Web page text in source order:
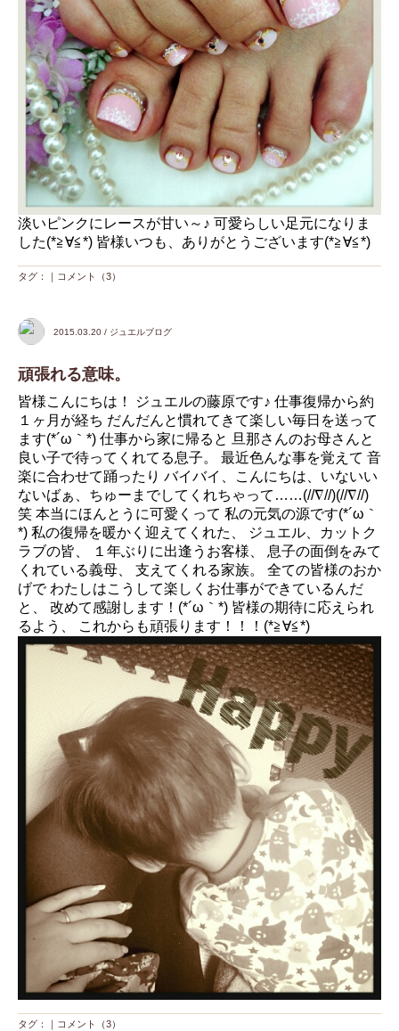
淡いピンクにレースが甘い～♪ 可愛らしい足元になりま
した(*≧∀≦*) 皆様いつも、ありがとうございます(*≧∀≦*)
タグ：｜ コメント（3）
2015.03.20 / ジュエルブログ
頑張れる意味。
皆様こんにちは！ ジュエルの藤原です♪ 仕事復帰から約
１ヶ月が経ち だんだんと慣れてきて楽しい毎日を送って
ます(*´ω｀*) 仕事から家に帰ると 旦那さんのお母さんと
良い子で待ってくれてる息子。 最近色んな事を覚えて 音
楽に合わせて踊ったり バイバイ、こんにちは、いないい
ないばぁ、ちゅーまでしてくれちゃって……(//∇//)(//∇//)
笑 本当にほんとうに可愛くって 私の元気の源です(*´ω｀
*) 私の復帰を暖かく迎えてくれた、 ジュエル、カットク
ラブの皆、 １年ぶりに出逢うお客様、 息子の面倒をみて
くれている義母、 支えてくれる家族。 全ての皆様のおか
げで わたしはこうして楽しくお仕事ができているんだ
と、 改めて感謝します！(*´ω｀*) 皆様の期待に応えられ
るよう、 これからも頑張ります！！！(*≧∀≦*)
タグ：｜ コメント（3）